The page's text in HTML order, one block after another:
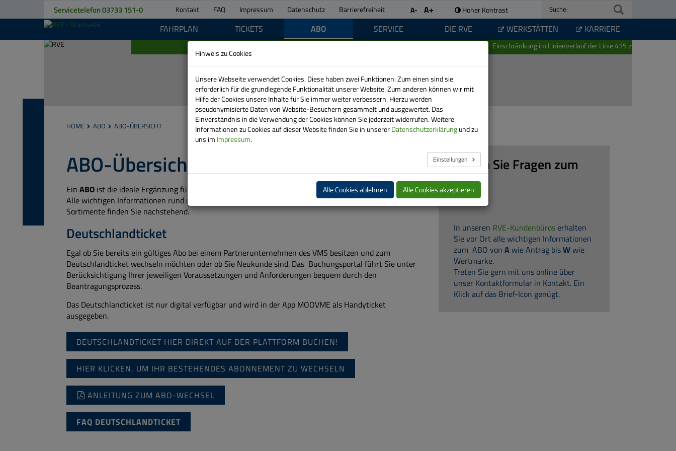
Servicetelefon03733 151-0 Kontakt FAQ Impressum Datenschutz Barrierefreiheit A- A+ Hoher Kontrast Suche:
FAHRPLAN TICKETS ABO SERVICE DIE RVE WERKSTÄTTEN KARRIERE
Einschränkung im Linienverlauf der Linie 415 zwischen
TELEFON
ANSPRECHPARTNER
BEWEGT
FAHRPLANÄNDERUNGEN
HOME ABO ABO-ÜBERSICHT
ABO-Übersicht
Ein ABO ist die ideale Ergänzung für Vielfahrer und regelmäßige Nutzer des ÖPNV.
Alle wichtigen Informationen rund um ein Abonnement und eine Übersicht aller verfügbaren
Sortimente finden Sie nachstehend.
Deutschlandticket
Egal ob Sie bereits ein gültiges Abo bei einem Partnerunternehmen des VMS besitzen und zum
Deutschlandticket wechseln möchten oder ob Sie Neukunde sind. Das Buchungsportal führt Sie unter
Berücksichtigung Ihrer jeweiligen Voraussetzungen und Anforderungen bequem durch den
Beantragungsprozess.
Das Deutschlandticket ist nur digital verfügbar und wird in der App MOOVME als Handyticket
ausgegeben.
DEUTSCHLANDTICKET HIER DIREKT AUF DER PLATTFORM BUCHEN!
HIER KLICKEN, UM IHR BESTEHENDES ABONNEMENT ZU WECHSELN
ANLEITUNG ZUM ABO-WECHSEL
FAQ DEUTSCHLANDTICKET
Haben Sie Fragen zum
Abo?
In unseren RVE-Kundenbüros erhalten
Sie vor Ort alle wichtigen Informationen
zum ABO von Awie Antrag bisWwie
Wertmarke.
Treten Sie gern mit uns online über
unser Kontaktformular in Kontakt. Ein
Klick auf das Brief-Icon genügt.
Hinweis zu Cookies
Unsere Webseite verwendet Cookies. Diese haben zwei Funktionen: Zum einen sind sie
erforderlich für die grundlegende Funktionalität unserer Website. Zum anderen können wir mit
Hilfe der Cookies unsere Inhalte für Sie immer weiter verbessern. Hierzu werden
pseudonymisierte Daten von Website-Besuchern gesammelt und ausgewertet. Das
Einverständnis in die Verwendung der Cookies können Sie jederzeit widerrufen. Weitere
Informationen zu Cookies auf dieser Website finden Sie in unsererDatenschutzerklärungund zu
uns im Impressum.
Einstellungen
Alle Cookies ablehnen Alle Cookies akzeptieren